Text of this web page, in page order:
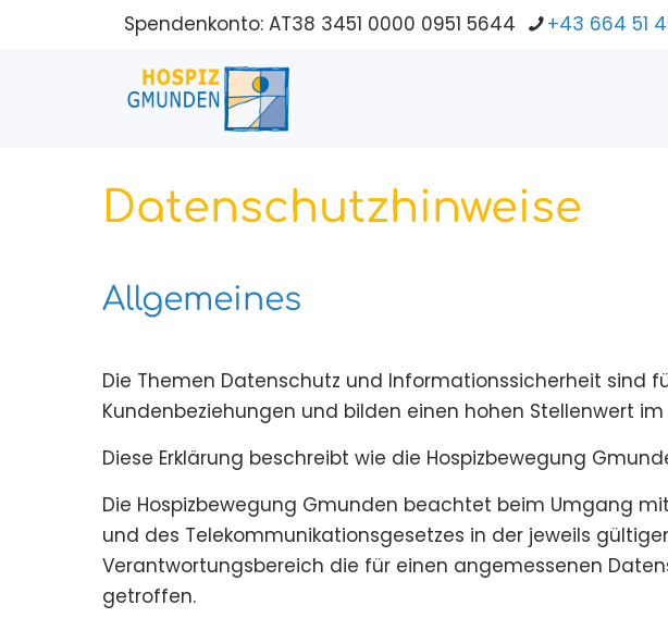
Spendenkonto: AT38 3451 0000 0951 5644 +43 664 51
Datenschutzhinweise
Allgemeines
Die Themen Datenschutz und Informationssicherheit sind
Kundenbeziehungen und bilden einen hohen Stellenwert
Diese Erklärung beschreibt wie die Hospizbewegung
Die Hospizbewegung Gmunden beachtet beim Umgang
und des Telekommunikationsgesetzes in der jeweils
Verantwortungsbereich die für einen angemessenen
getroffen.